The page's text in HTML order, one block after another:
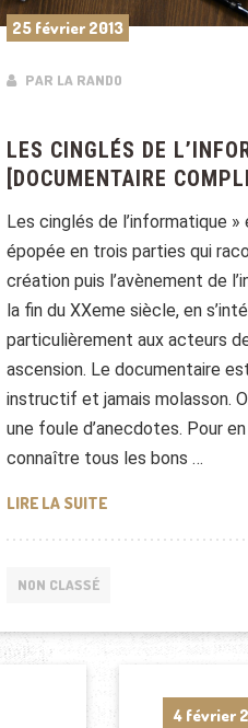
25 février 2013
PAR LA RANDO
LES CINGLÉS DE
[DOCUMENTAIRE
Les cinglés de l’informatique »
épopée en trois parties qui
création puis l’avènement de
la fin du XXeme siècle, en
particulièrement aux acteurs
ascension. Le documentaire
instructif et jamais molasson.
une foule d’anecdotes. Pour
connaître tous les bons …
LIRE LA SUITELES CINGLÉS DE
NON CLASSÉ
4 février